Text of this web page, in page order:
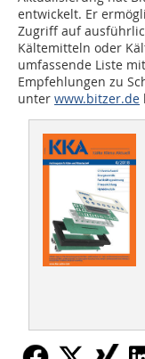
entwickelt. Er
Zugriff auf
Kältemitteln oder
umfassende Liste
Empfehlungen zu
unter www.bitzer.de